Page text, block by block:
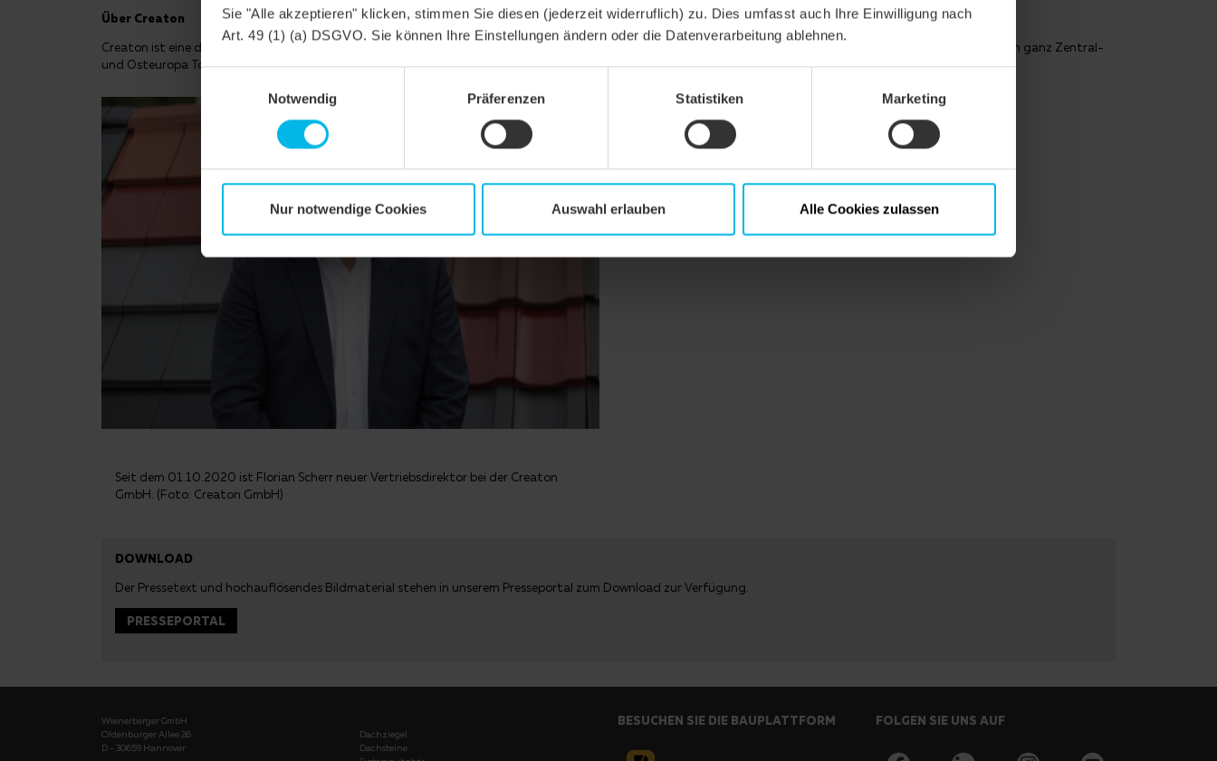
Sie "Alle akzeptieren" klicken, stimmen Sie diesen (jederzeit widerruflich) zu. Dies umfasst auch Ihre Einwilligung nach
Art. 49 (1) (a) DSGVO. Sie können Ihre Einstellungen ändern oder die Datenverarbeitung ablehnen.
Notwendig
Präferenzen Statistiken Marketing
Nur notwendige Cookies Auswahl erlauben Alle Cookies zulassen
Über Creaton
Creaton ist eine der führenden Dachmarken Europas. Das Unternehmen verfügt über ein umfassendes Sortiment für das Steildach und produziert und vertreibt in ganz Zentral-
und Osteuropa Tondachziegel, Betondachsteine und Systemzubehör.
Seit dem 01.10.2020 ist Florian Scherr neuer Vertriebsdirektor bei der Creaton
GmbH. (Foto: Creaton GmbH)
DOWNLOAD
Der Pressetext und hochauflösendes Bildmaterial stehen in unserem Presseportal zum Download zur Verfügung.
PRESSEPORTAL
Wienerberger GmbH
Oldenburger Allee 26
D - 30659 Hannover
Dachziegel
Dachsteine
BESUCHEN SIE DIE BAUPLATTFORM FOLGEN SIE UNS AUF